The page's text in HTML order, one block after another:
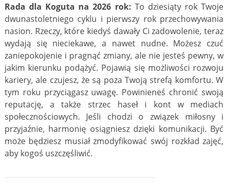
Rada dla Koguta na 2026 rok: To dziesiąty rok Twoje
dwunastoletniego cyklu i pierwszy rok przechowywania
nasion. Rzeczy, które kiedyś dawały Ci zadowolenie, teraz
wydają się nieciekawe, a nawet nudne. Możesz czuć
zaniepokojenie i pragnąć zmiany, ale nie jesteś pewny, w
jakim kierunku podążyć. Pojawią się możliwości rozwoju
kariery, ale czujesz, że są poza Twoją strefą komfortu. W
tym roku przyciągasz uwagę. Powinieneś chronić swoją
reputację, a także strzec haseł i kont w mediach
społecznościowych. Jeśli chodzi o związek miłosny i
przyjaźnie, harmonię osiągniesz dzięki komunikacji. Być
może będziesz musiał zmodyfikować swój rozkład zajęć,
aby kogoś uszczęśliwić.